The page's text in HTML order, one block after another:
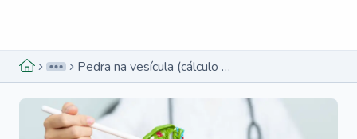
Pedra na vesícula (cálculo biliar): o que é, sintomas e causas